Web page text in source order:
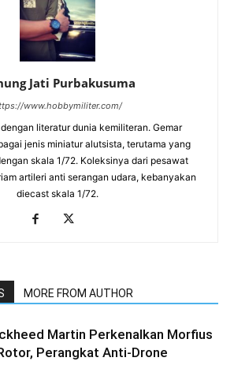
Jati Purbakusuma
www.hobbymiliter.com/
literatur dunia kemiliteran. Gemar
jenis miniatur alutsista, terutama yang
skala 1/72. Koleksinya dari pesawat
artileri anti serangan udara, kebanyakan
diecast skala 1/72.
MORE FROM AUTHOR
Martin Perkenalkan Morfius
Perangkat Anti-Drone